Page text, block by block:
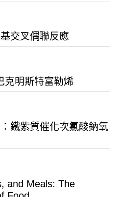
交叉偶聯反應
克明斯特富勒烯
鐵紫質催化次氯酸鈉氧
and Meals: The